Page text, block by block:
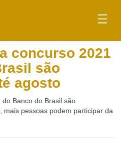
concurso 2021
são
agosto
Banco do Brasil são
mais pessoas podem participar da